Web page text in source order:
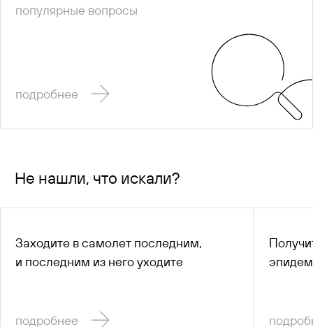
популярные вопросы
подробнее
Не нашли, что искали?
Заходите в самолет последним,
и последним из него уходите
подробнее